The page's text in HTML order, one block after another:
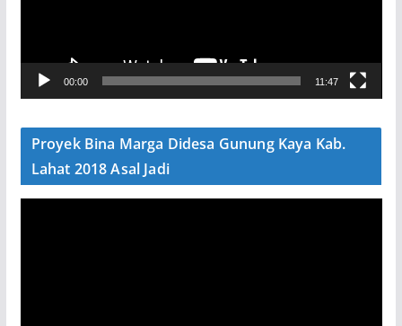
V
e
00:00 11:47
Proyek Bina Marga Didesa Gunung Kaya Kab.
Lahat 2018 Asal Jadi